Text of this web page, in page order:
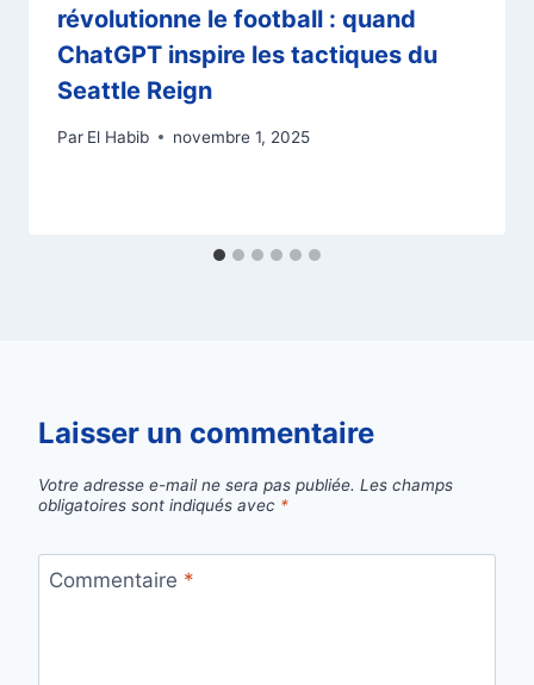
révolutionne le football : quand
ChatGPT inspire les tactiques du
Seattle Reign
Par El Habib novembre 1, 2025
Laisser un commentaire
Votre adresse e-mail ne sera pas publiée. Les champs
obligatoires sont indiqués avec *
Commentaire *